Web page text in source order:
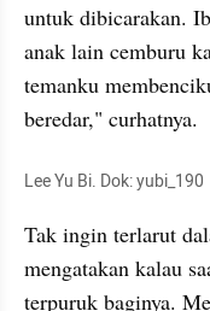
untuk dibicarakan.
anak lain cemburu
temanku
beredar," curhatnya.
Lee Yu Bi. Dok: yubi_190
Tak ingin terlarut
mengatakan kalau
terpuruk baginya.